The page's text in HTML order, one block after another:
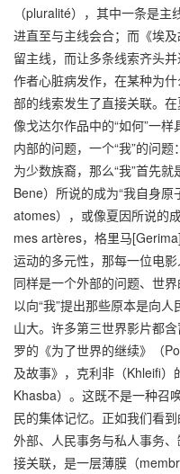
（pluralité），其中一条是
进直至与主线会合；而《埃
留主线，而让多条线索齐头
作者心脏病发作，在某种为
部的线索发生了直接关联。
像戈达尔作品中的“如何”一
内部的问题，一个“我”的问
为少数族裔，那么“我”首先
Bene）所说的成为“我自身
atomes），或像夏因所说的
mes artères，格里马
运动的多元性，那每一位电
同样是一个外部的问题、世
以向“我”提出那些原本是向
山大。许多第三世界影片都
罗的《为了世界的继续》（
及故事》，克利非（Khleifi
Khasba）。这既不是一种召
民的集体记忆。正如我们看
外部、人民事务与私人事务
接关联，是一层薄膜（